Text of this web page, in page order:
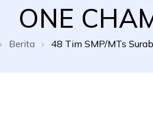
ONE
Berita 48 Tim SMP/MTs